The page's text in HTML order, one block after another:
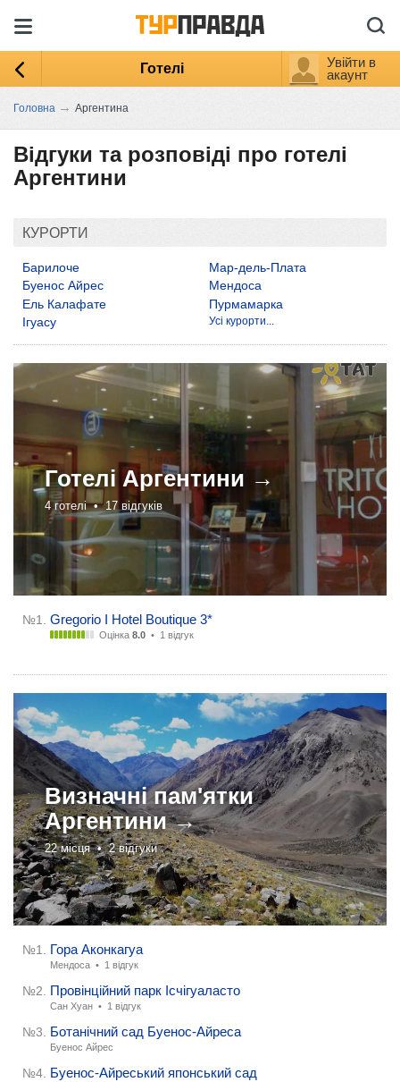
Готелі
Увійти в
акаунт
Головна → Аргентина
Відгуки та розповіді про готелі
Аргентини
КУРОРТИ
Барилоче
Буенос Айрес
Ель Калафате
Ігуасу
Мар-дель-Плата
Мендоса
Пурмамарка
Усі курорти...
Готелі Аргентини →
4 готелі • 17 відгуків
№1. Gregorio I Hotel Boutique 3*
Оцінка 8.0 • 1 відгук
Визначні пам'ятки
Аргентини →
22 місця •2 відгуки
№1. Гора Аконкагуа
Мендоса • 1 відгук
№2. Провінційний парк Ісчігуаласто
Сан Хуан • 1 відгук
№3. Ботанічний сад Буенос-Айреса
Буенос Айрес
№4. Буенос-Айреський японський сад